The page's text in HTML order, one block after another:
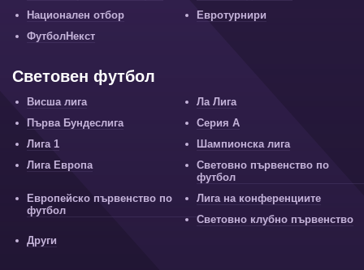
Национален отбор
Евротурнири
ФутболНекст
Световен футбол
Висша лига
Ла Лига
Първа Бундеслига
Серия А
Лига 1
Шампионска лига
Лига Европа
Световно първенство по
футбол
Европейско първенство по
футбол
Лига на конференциите
Световно клубно първенство
Други